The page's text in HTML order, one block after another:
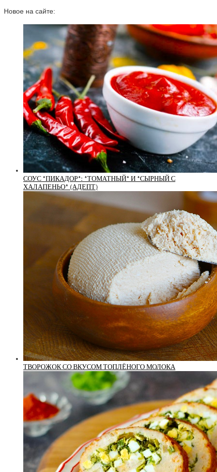
Новое на сайте:
СОУС *ПИКАДОР*: *ТОМАТНЫЙ* И *СЫРНЫЙ С
ХАЛАПЕНЬО* (АДЕПТ)
ТВОРОЖОК СО ВКУСОМ ТОПЛЁНОГО МОЛОКА